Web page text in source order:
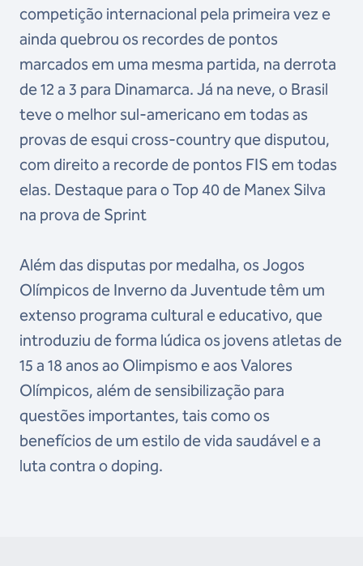
competição internacional pela primeira vez e
ainda quebrou os recordes de pontos
marcados em uma mesma partida, na derrota
de 12 a 3 para Dinamarca. Já na neve, o Brasil
teve o melhor sul-americano em todas as
provas de esqui cross-country que disputou,
com direito a recorde de pontos FIS em todas
elas. Destaque para o Top 40 de Manex Silva
na prova de Sprint
Além das disputas por medalha, os Jogos
Olímpicos de Inverno da Juventude têm um
extenso programa cultural e educativo, que
introduziu de forma lúdica os jovens atletas de
15 a 18 anos ao Olimpismo e aos Valores
Olímpicos, além de sensibilização para
questões importantes, tais como os
benefícios de um estilo de vida saudável e a
luta contra o doping.